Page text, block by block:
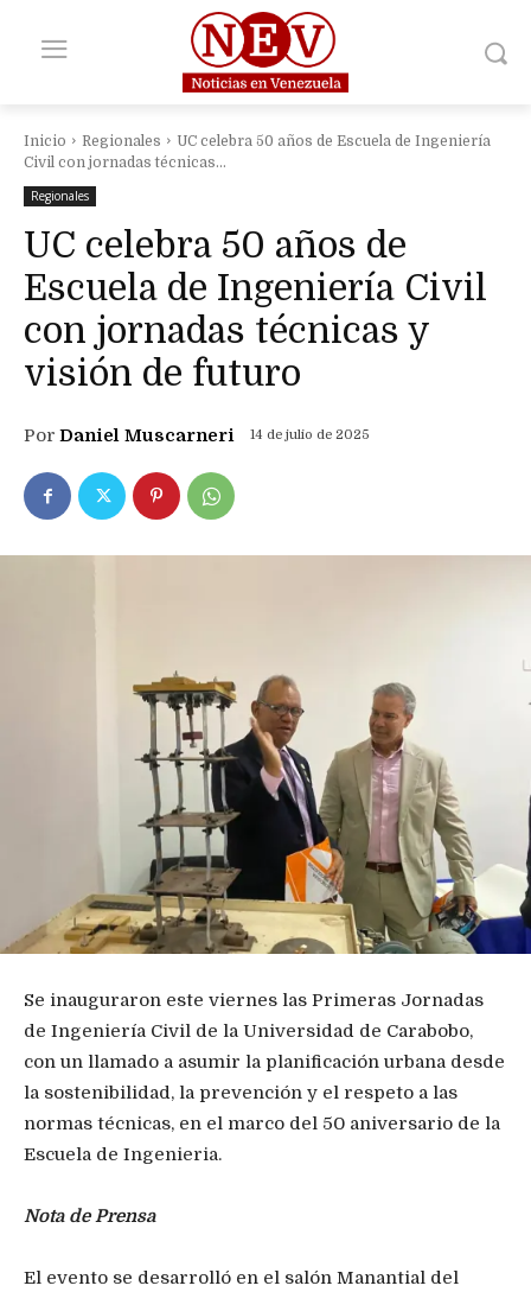
Inicio Regionales
UC celebra 50 años de Escuela de Ingeniería
Civil con jornadas técnicas...
Regionales
UC celebra 50 años de
Escuela de Ingeniería Civil
con jornadas técnicas y
visión de futuro
Por Daniel Muscarneri 14 de julio de 2025
Se inauguraron este viernes las Primeras Jornadas
de Ingeniería Civil de la Universidad de Carabobo,
con un llamado a asumir la planificación urbana desde
la sostenibilidad, la prevención y el respeto a las
normas técnicas, en el marco del 50 aniversario de la
Escuela de Ingenieria.
Nota de Prensa
El evento se desarrolló en el salón Manantial del